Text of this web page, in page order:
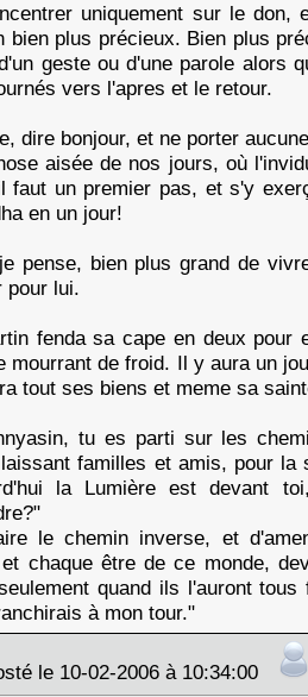
uniquement sur le don,
bien plus précieux. Bien plus
geste ou d'une parole alors
vers l'apres et le retour.
dire bonjour, et ne porter
aisée de nos jours, où
faut un premier pas, et s'y
en un jour!
pense, bien plus grand de
pour lui.
fenda sa cape en deux pour
mourrant de froid. Il y aura un
tout ses biens et meme sa
tu es parti sur les
familles et amis, pour la
la Lumière est devant
le chemin inverse, et
chaque être de ce monde,
quand ils l'auront tous
à mon tour."
le 10-02-2006 à 10:34:00